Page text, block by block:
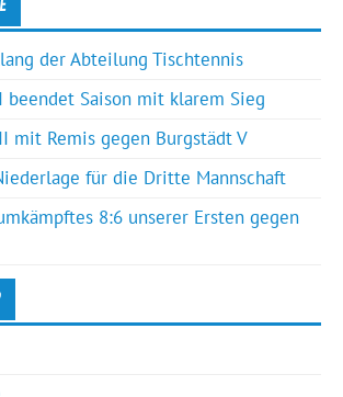
der Abteilung Tischtennis
beendet Saison mit klarem Sieg
mit Remis gegen Burgstädt V
für die Dritte Mannschaft
8:6 unserer Ersten gegen